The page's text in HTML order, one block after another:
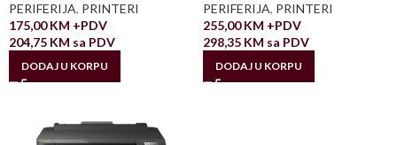
PERIFERIJA, PRINTERI
175,00KM +PDV
204,75 KM sa PDV
DODAJ U KORPU
PERIFERIJA, PRINTERI
255,00KM +PDV
298,35 KM sa PDV
DODAJ U KORPU